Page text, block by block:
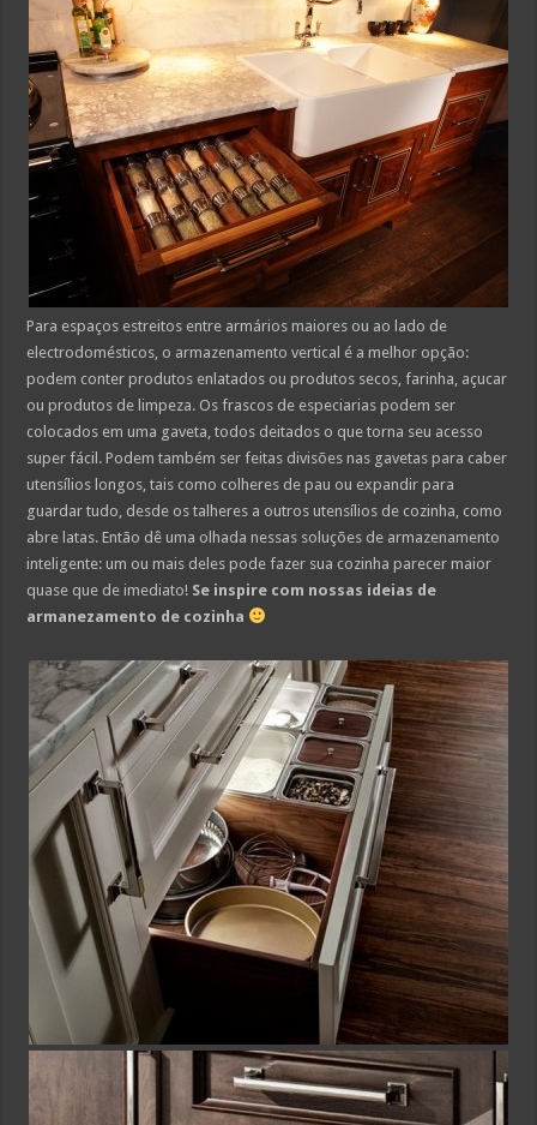
Para espaços estreitos entre armários maiores ou ao lado de
electrodomésticos, o armazenamento vertical é a melhor opção:
podem conter produtos enlatados ou produtos secos, farinha, açucar
ou produtos de limpeza. Os frascos de especiarias podem ser
colocados em uma gaveta, todos deitados o que torna seu acesso
super fácil. Podem também ser feitas divisões nas gavetas para caber
utensílios longos, tais como colheres de pau ou expandir para
guardar tudo, desde os talheres a outros utensílios de cozinha, como
abre latas. Então dê uma olhada nessas soluções de armazenamento
inteligente: um ou mais deles pode fazer sua cozinha parecer maior
quase que de imediato! Se inspire com nossas ideias de
armanezamento de cozinha